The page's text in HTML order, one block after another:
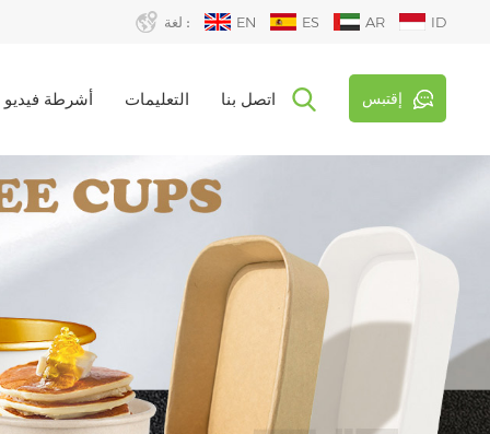
لغة : EN ES AR ID
إقتبس أشرطة فيديو التعليمات اتصل بنا